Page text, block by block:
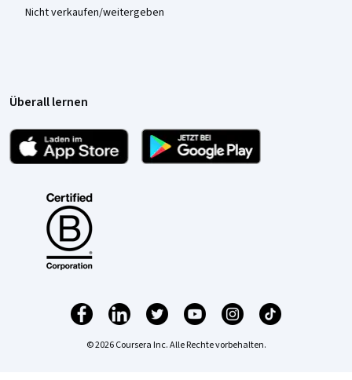
Nicht verkaufen/weitergeben
Überall lernen
© 2026 Coursera Inc. Alle Rechte vorbehalten.